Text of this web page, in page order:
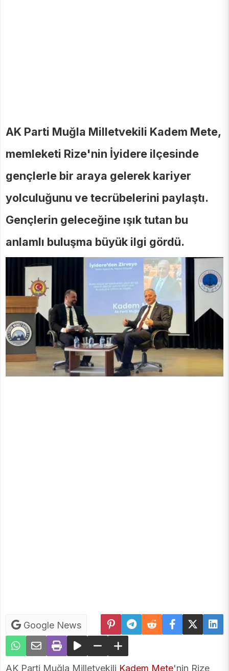
AK Parti Muğla Milletvekili Kadem Mete,
memleketi Rize'nin İyidere ilçesinde
gençlerle bir araya gelerek kariyer
yolculuğunu ve tecrübelerini paylaştı.
Gençlerin geleceğine ışık tutan bu
anlamlı buluşma büyük ilgi gördü.
Google News
AK Parti Muğla Milletvekili Kadem Mete'nin Rize